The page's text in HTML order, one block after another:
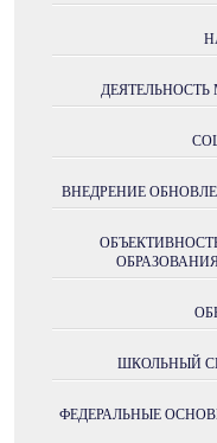
ВНЕДРЕНИЕ
ШКОЛЬНЫЙ
ФЕДЕРАЛЬНЫЕ